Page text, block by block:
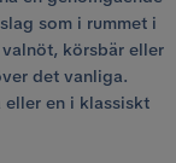
som i rummet i
körsbär eller
det vanliga.
eller en i klassiskt